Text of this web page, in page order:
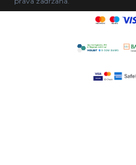
sačekate da uživate u
koji vam mi nudimo.
Ne čekajte više – istražite
unesite eleganciju i